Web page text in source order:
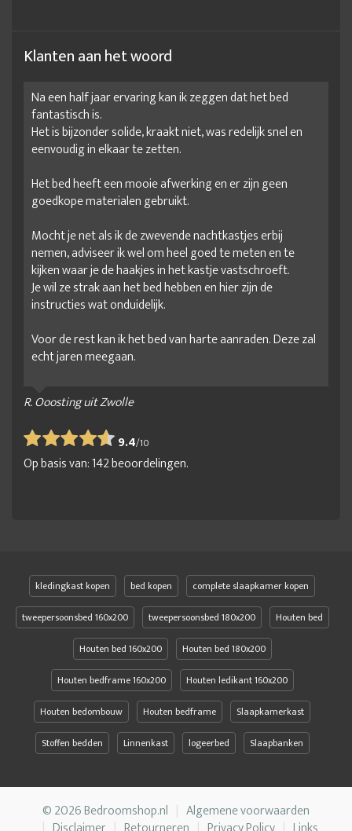
Klanten aan het woord
Na een half jaar ervaring kan ik zeggen dat het bed
fantastisch is.
Het is bijzonder solide, kraakt niet, was redelijk snel en
eenvoudig in elkaar te zetten.
Het bed heeft een mooie afwerking en er zijn geen
goedkope materialen gebruikt.
Mocht je net als ik de zwevende nachtkastjes erbij
nemen, adviseer ik wel om heel goed te meten en te
kijken waar je de haakjes in het kastje vastschroeft.
Je wil ze strak aan het bed hebben en hier zijn de
instructies wat onduidelijk.
Voor de rest kan ik het bed van harte aanraden. Deze zal
echt jaren meegaan.
R. Ooosting uit Zwolle
9.4/10
Op basis van:142beoordelingen.
kledingkast kopen bed kopen
complete slaapkamer kopen
tweepersoonsbed 160x200
tweepersoonsbed 180x200
Houten bed
Houten bed 160x200
Houten bed 180x200
Houten bedframe 160x200
Houten ledikant 160x200
Houten bedombouw
Houten bedframe
Slaapkamerkast
Stoffen bedden
Linnenkast logeerbed Slaapbanken
© 2026 Bedroomshop.nl
Algemene voorwaarden